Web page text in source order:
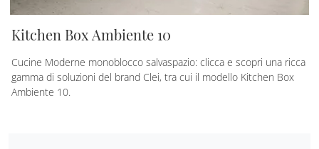
Kitchen Box Ambiente 10
Cucine Moderne monoblocco salvaspazio: clicca e scopri una ricca
gamma di soluzioni del brand Clei, tra cui il modello Kitchen Box
Ambiente 10.